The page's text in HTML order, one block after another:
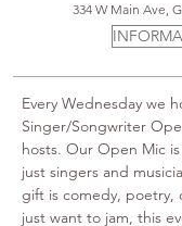
334 W Main Ave,
Every Wednesday we
Singer/Songwriter
hosts. Our Open Mic
just singers and
gift is comedy, poetry,
just want to jam, this